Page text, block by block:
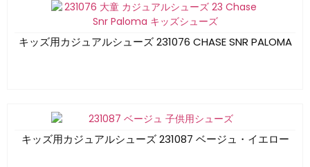
キッズ用カジュアルシューズ 231076 CHASE SNR PALOMA
キッズ用カジュアルシューズ 231087 ベージュ・イエロー